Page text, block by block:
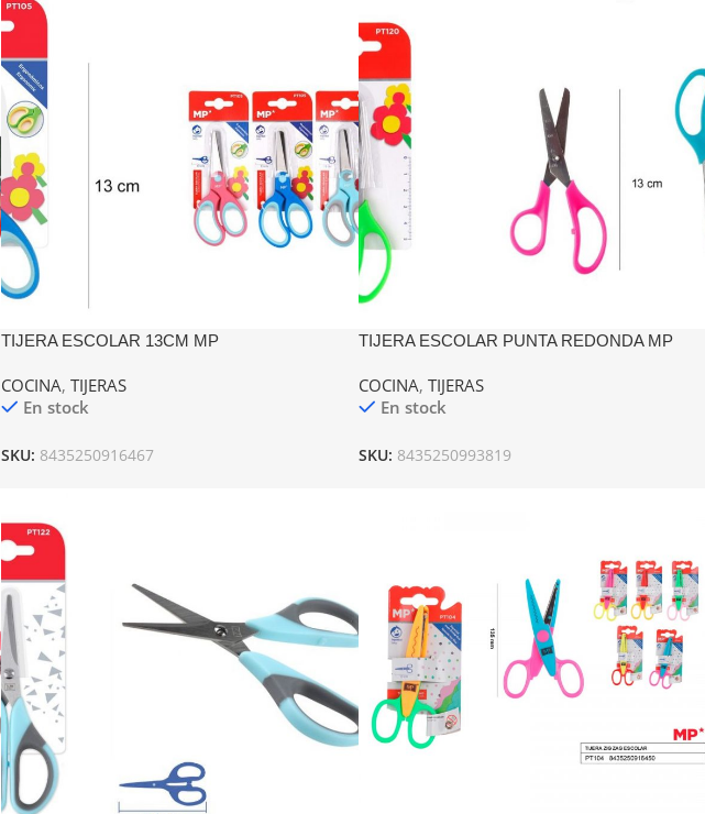
TIJERA ESCOLAR 13CM MP
COCINA, TIJERAS
En stock
SKU: 8435250916467
TIJERA ESCOLAR PUNTA REDONDA MP
COCINA, TIJERAS
En stock
SKU: 8435250993819